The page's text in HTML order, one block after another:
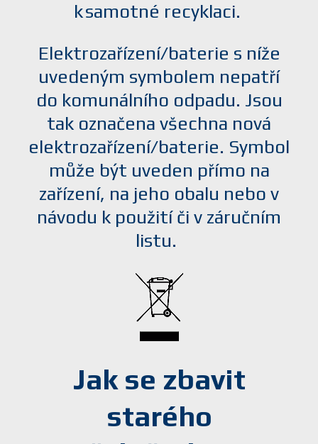
k samotné recyklaci.
Elektrozařízení/baterie s níže
uvedeným symbolem nepatří
do komunálního odpadu. Jsou
tak označena všechna nová
elektrozařízení/baterie. Symbol
může být uveden přímo na
zařízení, na jeho obalu nebo v
návodu k použití či v záručním
listu.
Jak se zbavit
starého